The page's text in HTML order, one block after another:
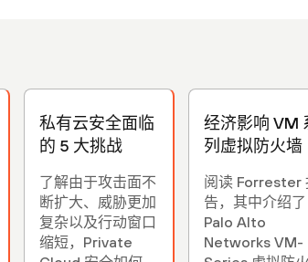
私有云安全面临
的 5 大挑战
了解由于攻击面不
断扩大、威胁更加
复杂以及行动窗口
缩短，Private
经济影响 VM
列虚拟防火墙
阅读 Forrester
告，其中介绍了
Palo Alto
Networks VM-